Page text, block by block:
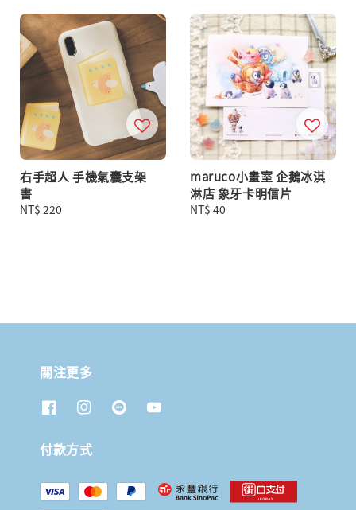
右手超人 手機氣囊支架
書
Regular
NT$ 220
maruco小畫室 企鵝冰淇
淋店 象牙卡明信片
Regular
NT$ 40
關注更多
付款方式